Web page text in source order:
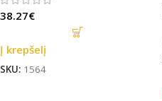
38.27€
Į krepšelį
SKU: 1564